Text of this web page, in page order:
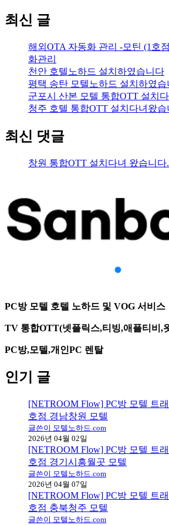
최신 글
해외OTA 자동화 관리 -모틴 (1호
화관리
천안 호텔노하드 설치하였습니다
평택 송탄 모텔노하드 설치하였습
군포시 산본 모텔 통합OTT 설치
청주 호텔 통합OTT 설치다녀왔습
최신 댓글
창원 통합OTT 설치다녀 왔습니다.
PC방 모텔 호텔 노하드 및 VOG 서비스
TV 통합OTT(넷플릭스,티빙,애플티비,
PC방,모텔,개인PC 렌탈
인기 글
[NETROOM Flow] PC방 모텔 트
호점 경남창원 모텔
글쓴이 모텔노하드.com
2026년 04월 02일
[NETROOM Flow] PC방 모텔 트
호점 경기시흥월곳 모텔
글쓴이 모텔노하드.com
2026년 04월 07일
[NETROOM Flow] PC방 모텔 트
호점 충북청주 모텔
글쓴이 모텔노하드.com